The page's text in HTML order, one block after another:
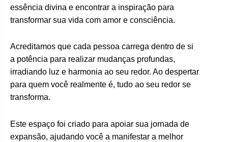
essência divina e encontrar a inspiração para
transformar sua vida com amor e consciência.
Acreditamos que cada pessoa carrega dentro de si
a potência para realizar mudanças profundas,
irradiando luz e harmonia ao seu redor. Ao despertar
para quem você realmente é, tudo ao seu redor se
transforma.
Este espaço foi criado para apoiar sua jornada de
expansão, ajudando você a manifestar a melhor